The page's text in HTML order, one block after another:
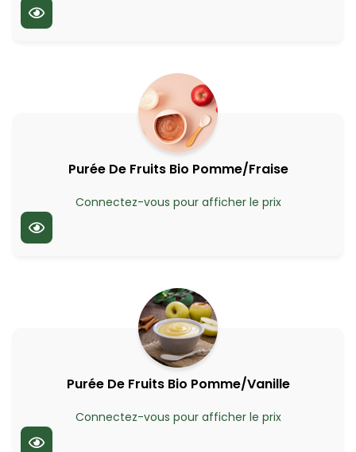
Purée De Fruits Bio Pomme/Fraise
Connectez-vous pour afficher le prix
Purée De Fruits Bio Pomme/Vanille
Connectez-vous pour afficher le prix